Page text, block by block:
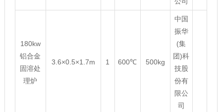
180kw
铝合金
固溶处
理炉
3.6×0.5×1.7m 1 600℃ 500kg
中国
振华
(集
团)科
技股
份有
限公
司